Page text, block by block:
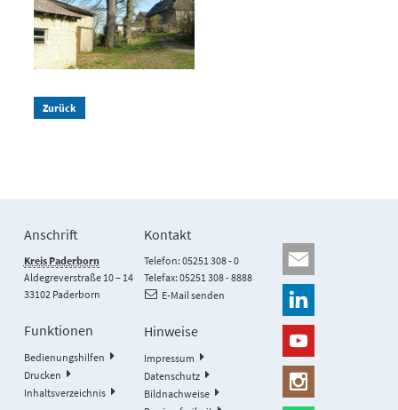
Zurück
Anschrift
Kreis Paderborn
Aldegreverstraße 10 – 14
33102 Paderborn
Kontakt
Telefon: 05251 308 - 0
Telefax: 05251 308 - 8888
E-Mail senden
Funktionen
Bedienungshilfen
Drucken
Inhaltsverzeichnis
Hinweise
Impressum
Datenschutz
Bildnachweise